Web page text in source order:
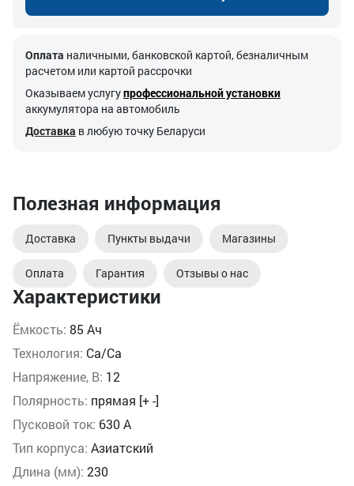
Характеристики
Ёмкость: 85 Ач
Технология: Ca/Ca
Напряжение, В: 12
Полярность: прямая [+ -]
Пусковой ток: 630 A
Тип корпуса: Азиатский
Длина (мм): 230
Оплата наличными, банковской картой, безналичным
расчетом или картой рассрочки
Оказываем услугупрофессиональной установки
аккумулятора на автомобиль
Доставка в любую точку Беларуси
Полезная информация
Доставка Пункты выдачи Магазины
Оплата Гарантия Отзывы о нас